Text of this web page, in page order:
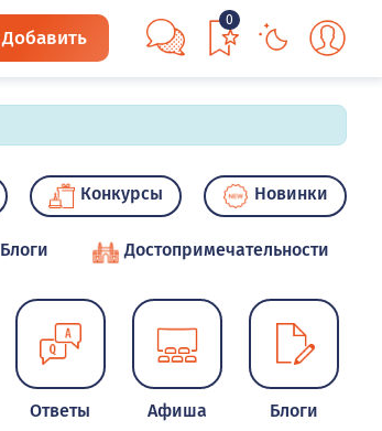
Добавить
0
Конкурсы Новинки
Блоги Достопримечательности
Ответы Афиша Блоги